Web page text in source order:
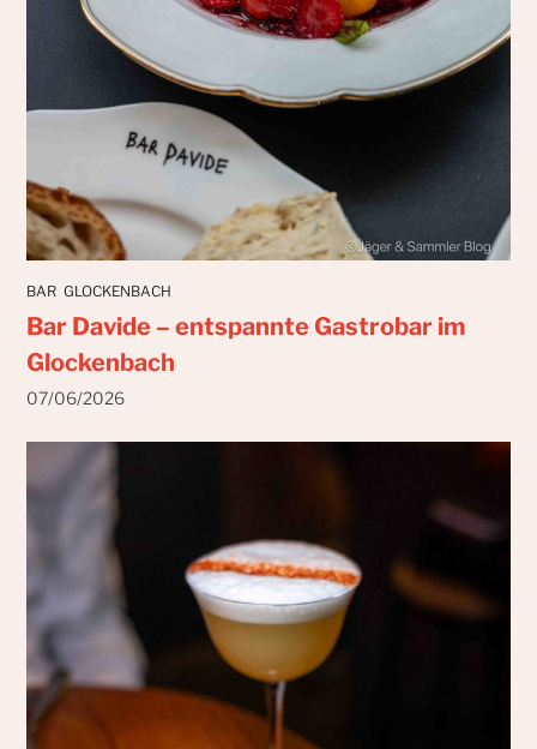
BAR GLOCKENBACH
Bar Davide – entspannte Gastrobar im
Glockenbach
07/06/2026